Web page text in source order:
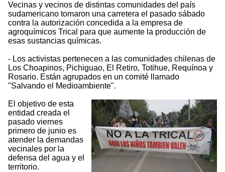
Vecinas y vecinos de distintas comunidades del país
sudamericano tomaron una carretera el pasado sábado
contra la autorización concedida a la empresa de
agroquímicos Trical para que aumente la producción de
esas sustancias químicas.
- Los activistas pertenecen a las comunidades chilenas de
Los Choapinos, Pichiguao, El Retiro, Totihue, Requínoa y
Rosario. Están agrupados en un comité llamado
"Salvando el Medioambiente".
El objetivo de esta
entidad creada el
pasado viernes
primero de junio es
atender la demandas
vecinales por la
defensa del agua y el
territorio.